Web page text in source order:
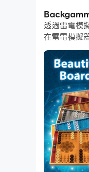
通過多開
而文件互傳
下載
如果您喜
雙陸棋規
您是在尋找
嗎？
透過雷電模
在雷電模擬